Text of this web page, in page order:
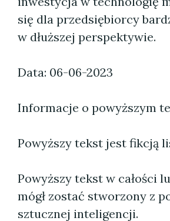
się dla przedsiębiorcy
w dłuższej perspektywie.
Data: 06-06-2023
Informacje o powyższym
Powyższy tekst jest fikcją
Powyższy tekst w całości
mógł zostać stworzony z
sztucznej inteligencji.